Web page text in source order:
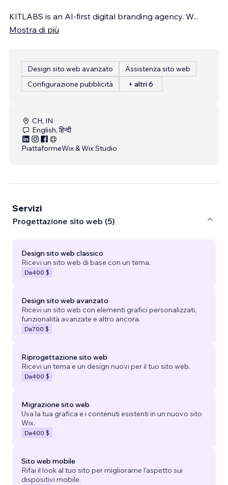
KITLABS is an AI-first digital branding agency. W...
Mostra di più
Design sito web avanzato
Assistenza sito web
Configurazione pubblicità
+ altri 6
CH, IN
English, हिन्दी
PiattaformeWix & Wix Studio
Servizi
Progettazione sito web (5)
Design sito web classico
Ricevi un sito web di base con un tema.
Da400 $
Design sito web avanzato
Ricevi un sito web con elementi grafici personalizzati,
funzionalità avanzate e altro ancora.
Da700 $
Riprogettazione sito web
Ricevi un tema e un design nuovi per il tuo sito web.
Da400 $
Migrazione sito web
Usa la tua grafica e i contenuti esistenti in un nuovo sito
Wix.
Da400 $
Sito web mobile
Rifai il look al tuo sito per migliorarne l'aspetto sui
dispositivi mobile.